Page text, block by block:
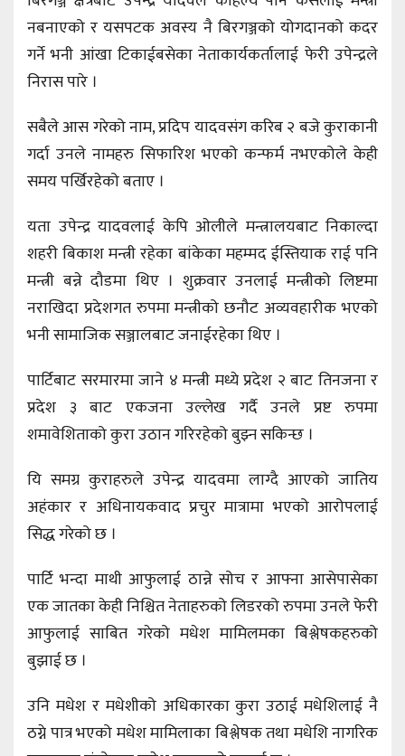
नबनाएको र यसपटक अवस्य नै बिरगञ्जको योगदानको कदर
गर्ने भनी आंखा टिकाईबसेका नेताकार्यकर्तालाई फेरी उपेन्द्रले
निरास पारे ।
सबैले आस गरेको नाम, प्रदिप यादवसंग करिब २ बजे कुराकानी
गर्दा उनले नामहरु सिफारिश भएको कन्फर्म नभएकोले केही
समय पर्खिरहेको बताए ।
यता उपेन्द्र यादवलाई केपि ओलीले मन्त्रालयबाट निकाल्दा
शहरी बिकाश मन्त्री रहेका बांकेका महम्मद ईस्तियाक राई पनि
मन्त्री बन्ने दौडमा थिए । शुक्रवार उनलाई मन्त्रीको लिष्टमा
नराखिदा प्रदेशगत रुपमा मन्त्रीको छनौट अव्यवहारीक भएको
भनी सामाजिक सञ्जालबाट जनाईरहेका थिए ।
पार्टिबाट सरमारमा जाने ४ मन्त्री मध्ये प्रदेश २ बाट तिनजना र
प्रदेश ३ बाट एकजना उल्लेख गर्दै उनले प्रष्ट रुपमा
शमावेशिताको कुरा उठान गरिरहेको बुझ्न सकिन्छ ।
यि समग्र कुराहरुले उपेन्द्र यादवमा लाग्दै आएको जातिय
अहंकार र अधिनायकवाद प्रचुर मात्रामा भएको आरोपलाई
सिद्ध गरेको छ ।
पार्टि भन्दा माथी आफुलाई ठान्ने सोच र आफ्ना आसेपासेका
एक जातका केही निश्चित नेताहरुको लिडरको रुपमा उनले फेरी
आफुलाई साबित गरेको मधेश मामिलमका बिश्लेषकहरुको
बुझाई छ ।
उनि मधेश र मधेशीको अधिकारका कुरा उठाई मधेशिलाई नै
ठग्ने पात्र भएको मधेश मामिलाका बिश्लेषक तथा मधेशि नागरिक